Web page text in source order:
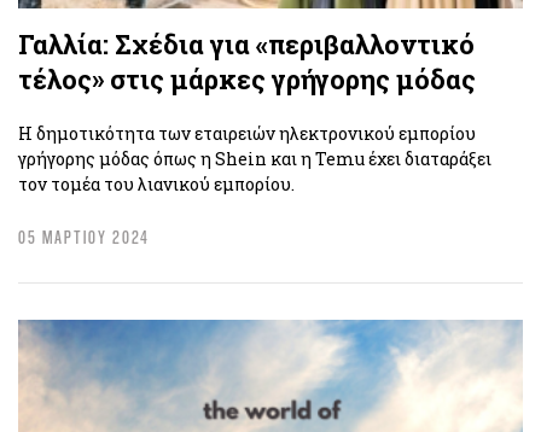
Γαλλία: Σχέδια για «περιβαλλοντικό
τέλος» στις μάρκες γρήγορης μόδας
Η δημοτικότητα των εταιρειών ηλεκτρονικού εμπορίου
γρήγορης μόδας όπως η Shein και η Temu έχει διαταράξει
τον τομέα του λιανικού εμπορίου.
05 ΜΑΡΤΙΟΥ 2024